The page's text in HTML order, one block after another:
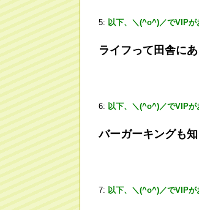
5: 以下、＼(^o^)／でVIPが
ライフって田舎に
6: 以下、＼(^o^)／でVIPが
バーガーキングも
7: 以下、＼(^o^)／でVIPが